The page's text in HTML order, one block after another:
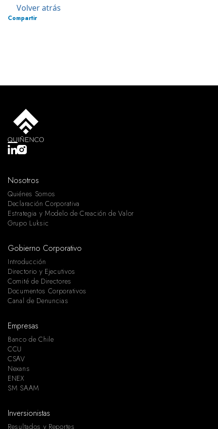
Volver atrás
Compartir
Nosotros
Quiénes Somos
Declaración Corporativa
Estrategia y Modelo de Creación de Valor
Grupo Luksic
Gobierno Corporativo
Introducción
Directorio y Ejecutivos
Comité de Directores
Documentos Corporativos
Canal de Denuncias
Empresas
Banco de Chile
CCU
CSAV
Nexans
ENEX
SM SAAM
Inversionistas
Resultados y Reportes